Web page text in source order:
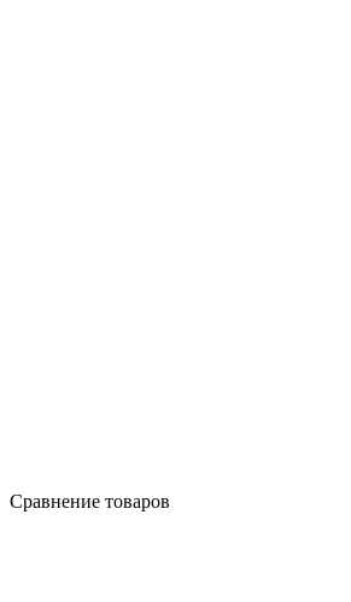
Сравнение товаров